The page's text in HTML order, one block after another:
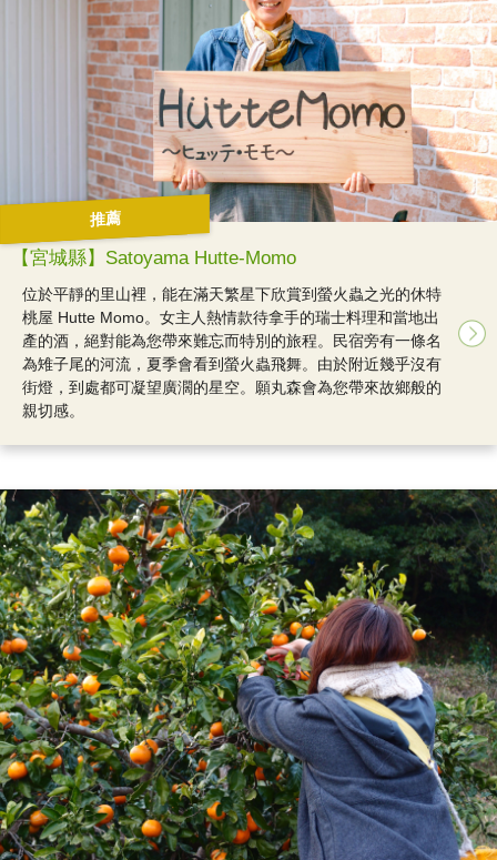
推薦
【宮城縣】Satoyama Hutte-Momo
位於平靜的里山裡，能在滿天繁星下欣賞到螢火蟲之光的休特
桃屋 Hutte Momo。女主人熱情款待拿手的瑞士料理和當地出
產的酒，絕對能為您帶來難忘而特別的旅程。民宿旁有一條名
為雉子尾的河流，夏季會看到螢火蟲飛舞。由於附近幾乎沒有
街燈，到處都可凝望廣濶的星空。願丸森會為您帶來故鄉般的
親切感。